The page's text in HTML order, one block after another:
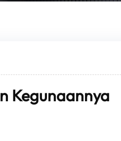
Kegunaannya